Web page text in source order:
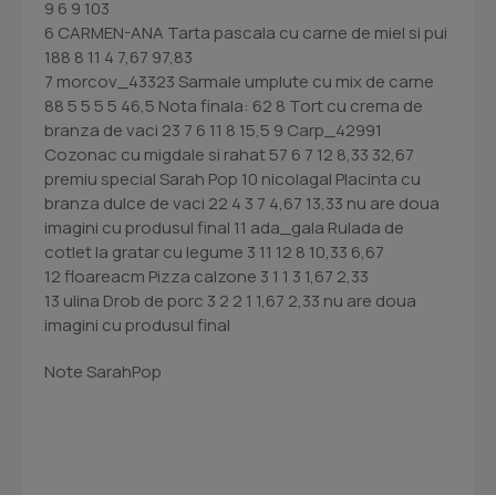
9 6 9 103
6 CARMEN-ANA Tarta pascala cu carne de miel si pui
188 8 11 4 7,67 97,83
7 morcov_43323 Sarmale umplute cu mix de carne
88 5 5 5 5 46,5 Nota finala: 62 8 Tort cu crema de
branza de vaci 23 7 6 11 8 15,5 9 Carp_42991
Cozonac cu migdale si rahat 57 6 7 12 8,33 32,67
premiu special Sarah Pop 10 nicolagal Placinta cu
branza dulce de vaci 22 4 3 7 4,67 13,33 nu are doua
imagini cu produsul final 11 ada_gala Rulada de
cotlet la gratar cu legume 3 11 12 8 10,33 6,67
12 floareacm Pizza calzone 3 1 1 3 1,67 2,33
13 ulina Drob de porc 3 2 2 1 1,67 2,33 nu are doua
imagini cu produsul final
Note SarahPop